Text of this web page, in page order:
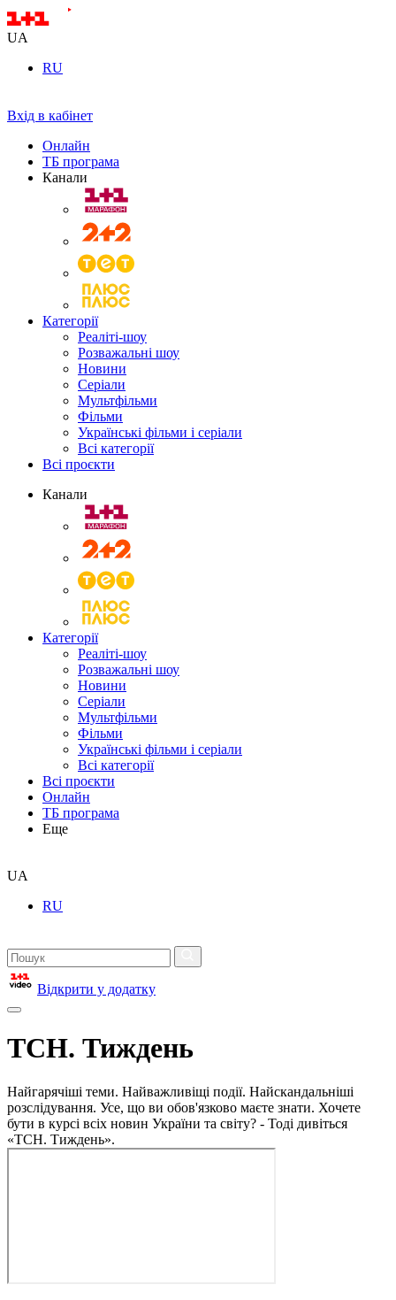
UA
RU
Вхід в кабінет
Онлайн
ТБ програма
Канали
Категорії
Реаліті-шоу
Розважальні шоу
Новини
Серіали
Мультфільми
Фільми
Українські фільми і серіали
Всі категорії
Всі проєкти
Канали
Категорії
Реаліті-шоу
Розважальні шоу
Новини
Серіали
Мультфільми
Фільми
Українські фільми і серіали
Всі категорії
Всі проєкти
Онлайн
ТБ програма
Еще
UA
RU
Відкрити у додатку
ТСН. Тиждень
Найгарячіші теми. Найважливіщі події. Найскандальніші
розслідування. Усе, що ви обов'язково маєте знати. Хочете
бути в курсі всіх новин України та світу? - Тоді дивіться
«ТСН. Тиждень».